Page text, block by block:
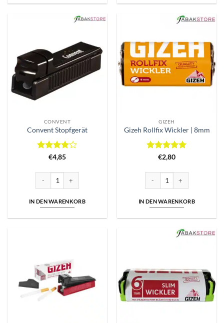
CONVENT
Convent Stopfgerät
Bewertet
von 5
€4,85
Convent Stopfgerät Menge
IN DEN WARENKORB
GIZEH
Gizeh Rollfix Wickler | 8mm
Bewertet
5
€2,80
Gizeh Rollfix Wickler | 8mm
IN DEN WARENKORB